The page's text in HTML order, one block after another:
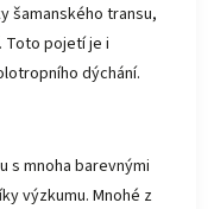
šamanského transu,
Toto pojetí je i
dýchání.
s mnoha barevnými
výzkumu. Mnohé z